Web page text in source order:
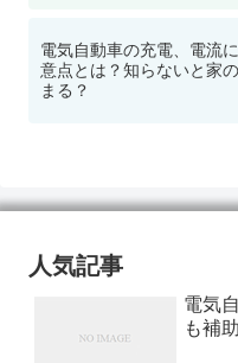
電気自動車の充電、電流
意点とは？知らないと家
まる？
人気記事
電気
も補